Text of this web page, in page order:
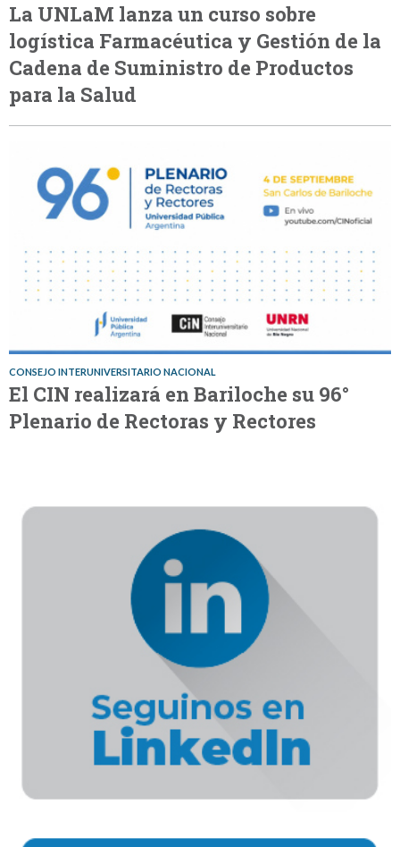
La UNLaM lanza un curso sobre
logística Farmacéutica y Gestión de la
Cadena de Suministro de Productos
para la Salud
CONSEJO INTERUNIVERSITARIO NACIONAL
El CIN realizará en Bariloche su 96°
Plenario de Rectoras y Rectores